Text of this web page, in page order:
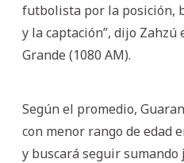
futbolista por la posición,
y la captación”, dijo Zahzú
Grande (1080 AM).
Según el promedio,
con menor rango de edad
y buscará seguir sumando